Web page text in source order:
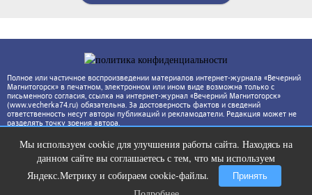
Полное или частичное воспроизведении материалов интернет-журнала «Вечерний
Магнитогорск» в печатном, электронном или ином виде возможна только с
письменного согласия, ссылка на интернет-журнал «Вечерний Магнитогорск»
(www.vecherka74.ru) обязательна. За достоверность фактов и сведений
ответственность несут авторы публикаций и рекламодатели. Редакция может не
разделять точку зрения автора.
Мы используем cookie для улучшения работы сайта. Находясь на
данном сайте вы соглашаетесь с тем, что мы используем
Яндекс.Метрику и собираем cookie-файлы.
Принять
Ролик из Омска: вы будете смеяться
долго
Подробнее